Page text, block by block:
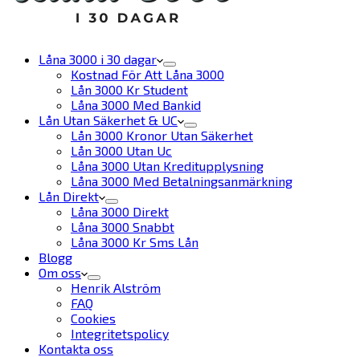
Låna 3000 i 30 dagar
Kostnad För Att Låna 3000
Lån 3000 Kr Student
Låna 3000 Med Bankid
Lån Utan Säkerhet & UC
Lån 3000 Kronor Utan Säkerhet
Lån 3000 Utan Uc
Låna 3000 Utan Kreditupplysning
Låna 3000 Med Betalningsanmärkning
Lån Direkt
Låna 3000 Direkt
Låna 3000 Snabbt
Låna 3000 Kr Sms Lån
Blogg
Om oss
Henrik Alström
FAQ
Cookies
Integritetspolicy
Kontakta oss